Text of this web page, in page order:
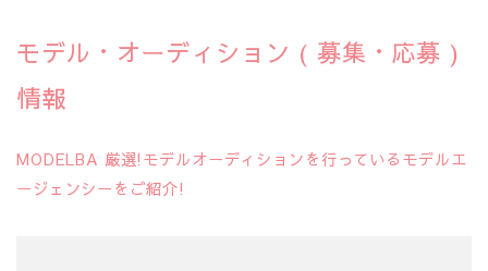
モデル・オーディション ( 募集・応募 )
情報
MODELBA 厳選!モデルオーディションを行っているモデルエ
ージェンシーをご紹介!